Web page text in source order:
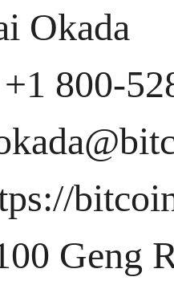
Okada
800-
Geng